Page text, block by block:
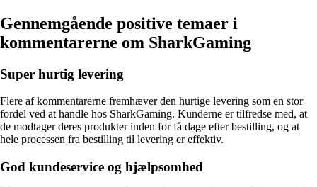
Gennemgående positive temaer i
kommentarerne om SharkGaming
Super hurtig levering
Flere af kommentarerne fremhæver den hurtige levering som en stor
fordel ved at handle hos SharkGaming. Kunderne er tilfredse med, at
de modtager deres produkter inden for få dage efter bestilling, og at
hele processen fra bestilling til levering er effektiv.
God kundeservice og hjælpsomhed